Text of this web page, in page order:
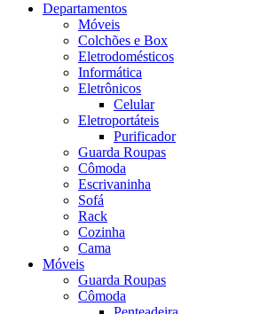
Departamentos
Móveis
Colchões e Box
Eletrodomésticos
Informática
Eletrônicos
Celular
Eletroportáteis
Purificador
Guarda Roupas
Cômoda
Escrivaninha
Sofá
Rack
Cozinha
Cama
Móveis
Guarda Roupas
Cômoda